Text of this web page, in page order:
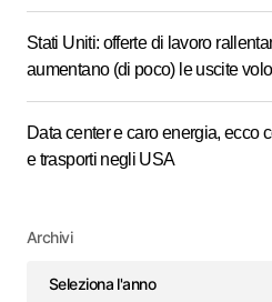
Stati Uniti: offerte di lavoro
aumentano (di poco) le uscite
Data center e caro energia, ecco
e trasporti negli USA
Archivi